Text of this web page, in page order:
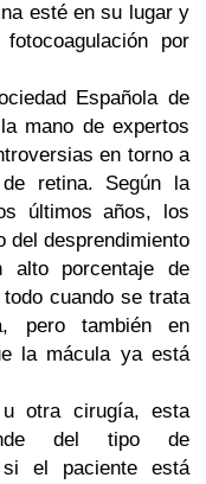
esté en su lugar y
por
Española de
mano de expertos
en torno a
retina. Según la
últimos años, los
del desprendimiento
alto porcentaje de
cuando se trata
pero también en
la mácula ya está
otra cirugía, esta
del tipo de
si el paciente está